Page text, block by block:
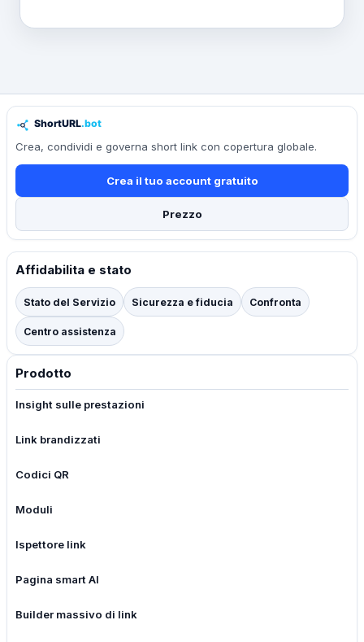
Crea, condividi e governa short link con copertura globale.
Crea il tuo account gratuito
Prezzo
Affidabilita e stato
Stato del Servizio Sicurezza e fiducia Confronta
Centro assistenza
Prodotto
Insight sulle prestazioni
Link brandizzati
Codici QR
Moduli
Ispettore link
Pagina smart AI
Builder massivo di link